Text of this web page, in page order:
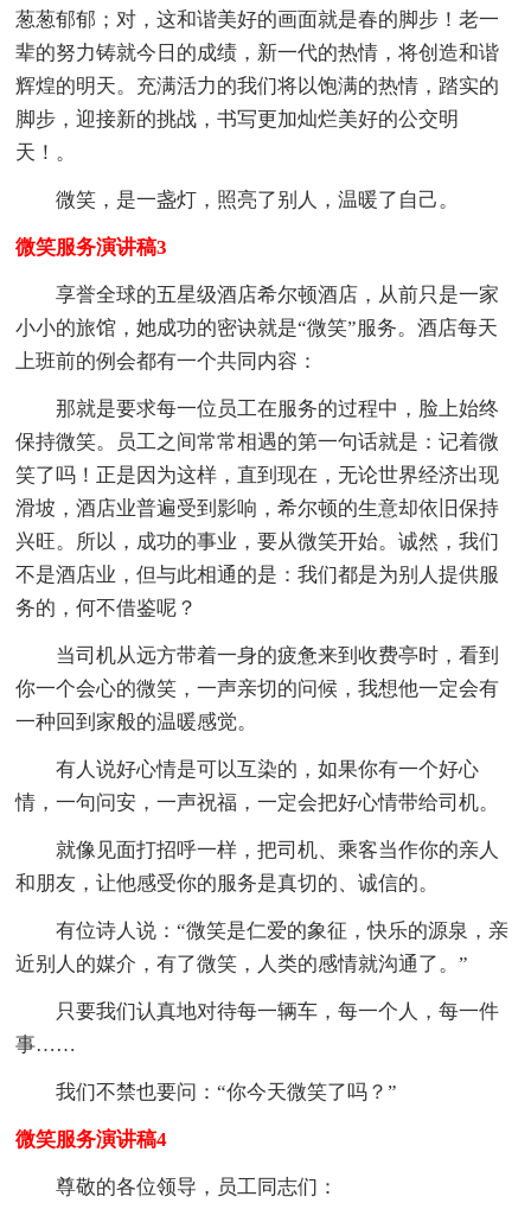
葱葱郁郁；对，这和谐美好的画面就是春的脚步！老一
辈的努力铸就今日的成绩，新一代的热情，将创造和谐
辉煌的明天。充满活力的我们将以饱满的热情，踏实的
脚步，迎接新的挑战，书写更加灿烂美好的公交明
天！。
微笑，是一盏灯，照亮了别人，温暖了自己。
微笑服务演讲稿3
享誉全球的五星级酒店希尔顿酒店，从前只是一家
小小的旅馆，她成功的密诀就是“微笑”服务。酒店每天
上班前的例会都有一个共同内容：
那就是要求每一位员工在服务的过程中，脸上始终
保持微笑。员工之间常常相遇的第一句话就是：记着微
笑了吗！正是因为这样，直到现在，无论世界经济出现
滑坡，酒店业普遍受到影响，希尔顿的生意却依旧保持
兴旺。所以，成功的事业，要从微笑开始。诚然，我们
不是酒店业，但与此相通的是：我们都是为别人提供服
务的，何不借鉴呢？
当司机从远方带着一身的疲惫来到收费亭时，看到
你一个会心的微笑，一声亲切的问候，我想他一定会有
一种回到家般的温暖感觉。
有人说好心情是可以互染的，如果你有一个好心
情，一句问安，一声祝福，一定会把好心情带给司机。
就像见面打招呼一样，把司机、乘客当作你的亲人
和朋友，让他感受你的服务是真切的、诚信的。
有位诗人说：“微笑是仁爱的象征，快乐的源泉，亲
近别人的媒介，有了微笑，人类的感情就沟通了。”
只要我们认真地对待每一辆车，每一个人，每一件
事……
我们不禁也要问：“你今天微笑了吗？”
微笑服务演讲稿4
尊敬的各位领导，员工同志们：